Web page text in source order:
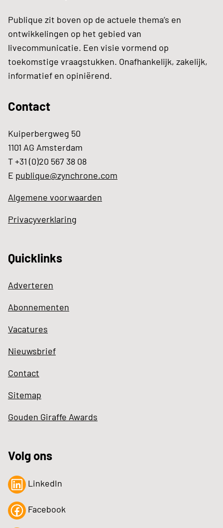
Publique zit boven op de actuele thema’s en
ontwikkelingen op het gebied van
livecommunicatie. Een visie vormend op
toekomstige vraagstukken. Onafhankelijk, zakelijk,
informatief en opiniërend.
Contact
Kuiperbergweg 50
1101 AG Amsterdam
T +31 (0)20 567 38 08
E publique@zynchrone.com
Algemene voorwaarden
Privacyverklaring
Quicklinks
Adverteren
Abonnementen
Vacatures
Nieuwsbrief
Contact
Sitemap
Gouden Giraffe Awards
Volg ons
LinkedIn
Facebook